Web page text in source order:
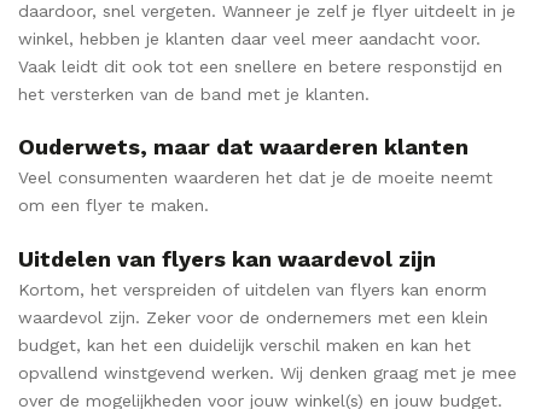
daardoor, snel vergeten. Wanneer je zelf je flyer uitdeelt in je
winkel, hebben je klanten daar veel meer aandacht voor.
Vaak leidt dit ook tot een snellere en betere responstijd en
het versterken van de band met je klanten.
Ouderwets, maar dat waarderen klanten
Veel consumenten waarderen het dat je de moeite neemt
om een flyer te maken.
Uitdelen van flyers kan waardevol zijn
Kortom, het verspreiden of uitdelen van flyers kan enorm
waardevol zijn. Zeker voor de ondernemers met een klein
budget, kan het een duidelijk verschil maken en kan het
opvallend winstgevend werken. Wij denken graag met je mee
over de mogelijkheden voor jouw winkel(s) en jouw budget.